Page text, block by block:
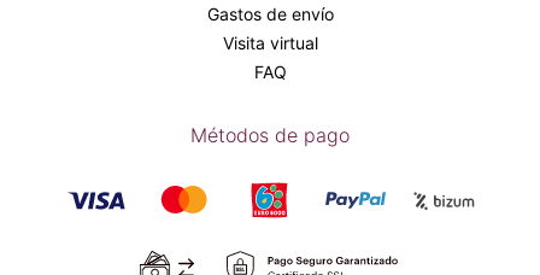
Gastos de envío
Visita virtual
FAQ
Métodos de pago